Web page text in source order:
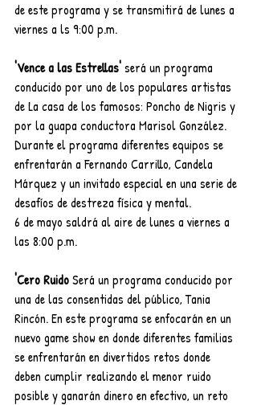
de este programa y se transmitirá de lunes a
viernes a ls 9:00 p.m.
'Vence a las Estrellas' será un programa
conducido por uno de los populares artistas
de La casa de los famosos: Poncho de Nigris y
por la guapa conductora Marisol González.
Durante el programa diferentes equipos se
enfrentarán a Fernando Carrillo, Candela
Márquez y un invitado especial en una serie de
desafíos de destreza física y mental.
6 de mayo saldrá al aire de lunes a viernes a
las 8:00 p.m.
'Cero Ruido Será un programa conducido por
una de las consentidas del público, Tania
Rincón. En este programa se enfocarán en un
nuevo game show en donde diferentes familias
se enfrentarán en divertidos retos donde
deben cumplir realizando el menor ruido
posible y ganarán dinero en efectivo, un reto